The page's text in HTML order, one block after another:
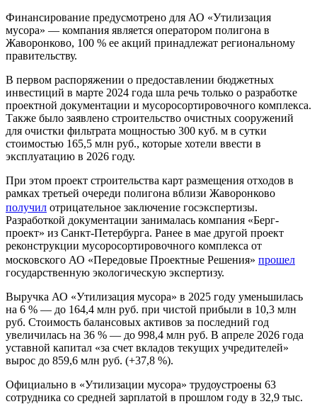
Финансирование предусмотрено для АО «Утилизация
мусора» — компания является оператором полигона в
Жаворонково, 100 % ее акций принадлежат региональному
правительству.
В первом распоряжении о предоставлении бюджетных
инвестиций в марте 2024 года шла речь только о разработке
проектной документации и мусоросортировочного комплекса.
Также было заявлено строительство очистных сооружений
для очистки фильтрата мощностью 300 куб. м в сутки
стоимостью 165,5 млн руб., которые хотели ввести в
эксплуатацию в 2026 году.
При этом проект строительства карт размещения отходов в
рамках третьей очереди полигона вблизи Жаворонково
получил отрицательное заключение госэкспертизы.
Разработкой документации занималась компания «Берг-
проект» из Санкт-Петербурга. Ранее в мае другой проект
реконструкции мусоросортировочного комплекса от
московского АО «Передовые Проектные Решения» прошел
государственную экологическую экспертизу.
Выручка АО «Утилизация мусора» в 2025 году уменьшилась
на 6 % — до 164,4 млн руб. при чистой прибыли в 10,3 млн
руб. Стоимость балансовых активов за последний год
увеличилась на 36 % — до 998,4 млн руб. В апреле 2026 года
уставной капитал «за счет вкладов текущих учредителей»
вырос до 859,6 млн руб. (+37,8 %).
Официально в «Утилизации мусора» трудоустроены 63
сотрудника со средней зарплатой в прошлом году в 32,9 тыс.